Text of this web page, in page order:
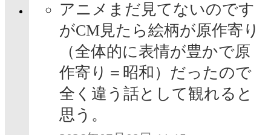
アニメまだ見てないのです
がCM見たら絵柄が原作寄り
（全体的に表情が豊かで原
作寄り＝昭和）だったので
全く違う話として観れると
思う。